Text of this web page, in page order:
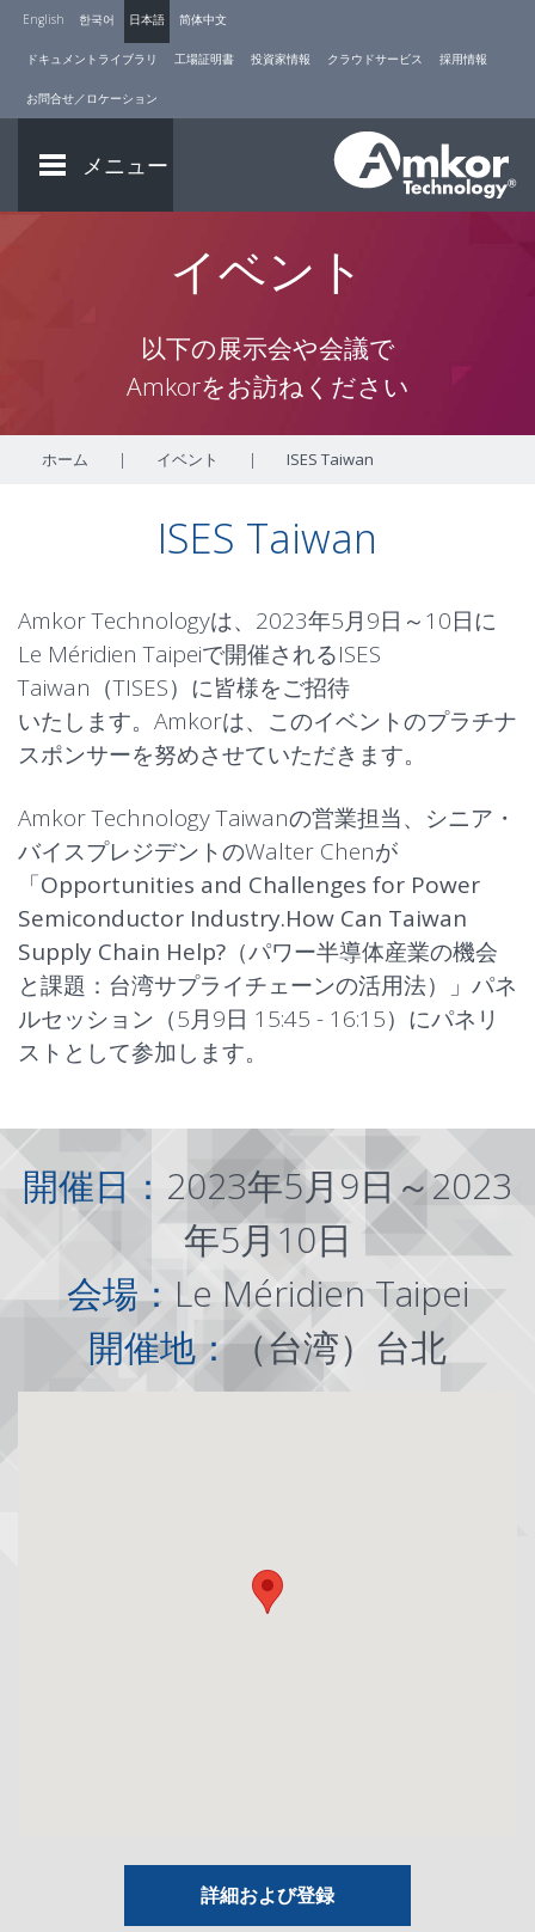
English 한국어 日本語 简体中文
ドキュメントライブラリ 工場証明書 投資家情報 クラウドサービス 採用情報
お問合せ／ロケーション
メニュー
イベント
以下の展示会や会議で
Amkorをお訪ねください
ホーム | イベント | ISES Taiwan
ISES Taiwan
Amkor Technologyは、2023年5月9日～10日に
Le Méridien Taipeiで開催されるISES
Taiwan（TISES）に皆様をご招待
いたします。Amkorは、このイベントのプラチナ
スポンサーを努めさせていただきます。
Amkor Technology Taiwanの営業担当、シニア・
バイスプレジデントのWalter Chenが
「Opportunities and Challenges for Power
Semiconductor Industry.How Can Taiwan
Supply Chain Help?（パワー半導体産業の機会
と課題：台湾サプライチェーンの活用法）
」パネ
ルセッション（5月9日 15:45 - 16:15）にパネリ
ストとして参加します。
開催日： 2023年5月9日～2023
年5月10日
会場： Le Méridien Taipei
開催地：（台湾）台北
詳細および登録